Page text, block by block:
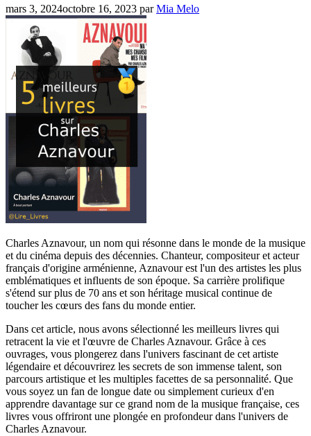
mars 3, 2024octobre 16, 2023 parMia Melo
Charles Aznavour, un nom qui résonne dans le monde de la musique
et du cinéma depuis des décennies. Chanteur, compositeur et acteur
français d'origine arménienne, Aznavour est l'un des artistes les plus
emblématiques et influents de son époque. Sa carrière prolifique
s'étend sur plus de 70 ans et son héritage musical continue de
toucher les cœurs des fans du monde entier.
Dans cet article, nous avons sélectionné les meilleurs livres qui
retracent la vie et l'œuvre de Charles Aznavour. Grâce à ces
ouvrages, vous plongerez dans l'univers fascinant de cet artiste
légendaire et découvrirez les secrets de son immense talent, son
parcours artistique et les multiples facettes de sa personnalité. Que
vous soyez un fan de longue date ou simplement curieux d'en
apprendre davantage sur ce grand nom de la musique française, ces
livres vous offriront une plongée en profondeur dans l'univers de
Charles Aznavour.